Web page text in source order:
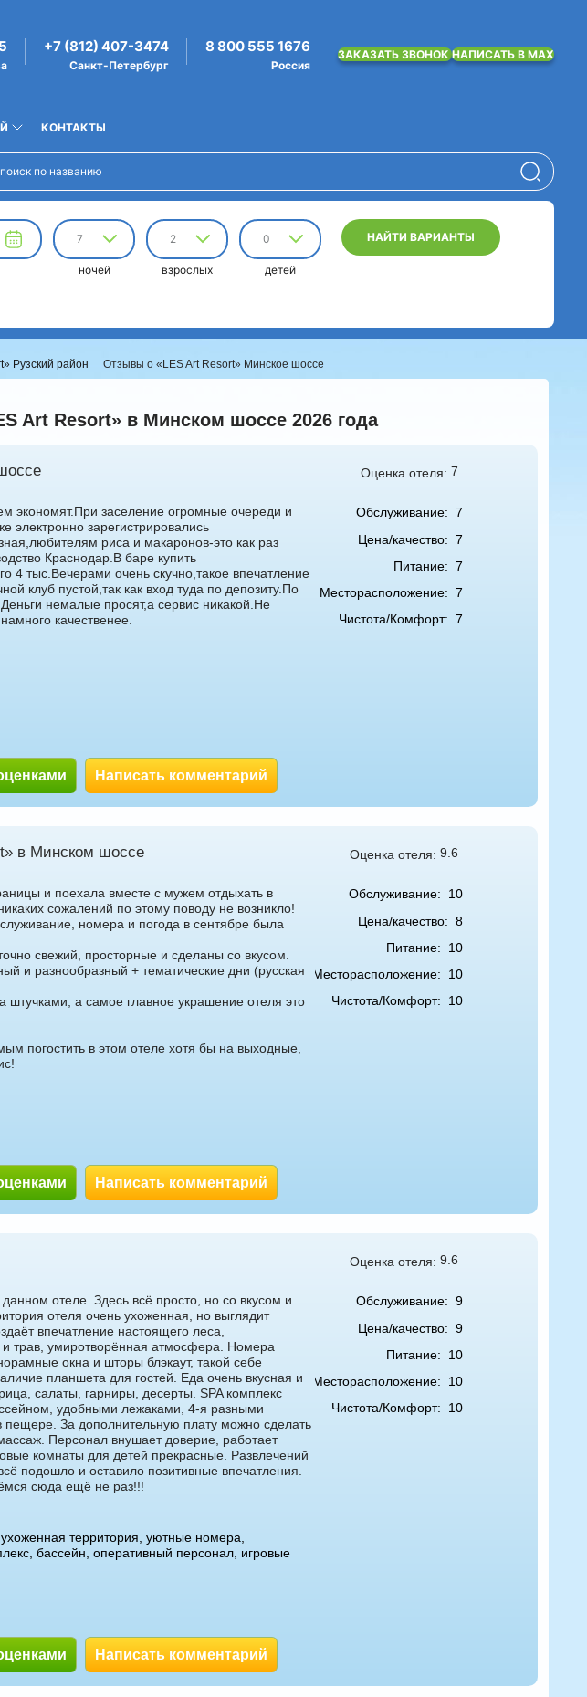
+7 (812) 407-3474
Санкт-Петербург
8 800 555 1676
Россия
ЗАКАЗАТЬ ЗВОНОКНАПИСАТЬ В MAX
КОНТАКТЫ
7
ночей
2
взрослых
0
детей
НАЙТИ ВАРИАНТЫ
Рузский район Отзывы о «LES Art Resort» Минское шоссе
доб. 2
Art Resort» в Минском шоссе 2026 года
Оценка отеля: 7
экономят.При заселение огромные очереди и
электронно зарегистрировались
риса и макаронов-это как раз
Краснодар.В баре купить
4 тыс.Вечерами очень скучно,такое впечатление
клуб пустой,так как вход туда по депозиту.По
немалые просят,а сервис никакой.Не
качественее.
Написать комментарий
Обслуживание: 7
Цена/качество: 7
Питание: 7
Месторасположение: 7
Чистота/Комфорт: 7
в Минском шоссе Оценка отеля: 9.6
и поехала вместе с мужем отдыхать в
сожалений по этому поводу не возникло!
номера и погода в сентябре была
свежий, просторные и сделаны со вкусом.
и разнообразный + тематические дни (русская
штучками, а самое главное украшение отеля это
погостить в этом отеле хотя бы на выходные,
Написать комментарий
Обслуживание:
10
Цена/качество: 8
Питание:
10
Месторасположение:
10
Чистота/Комфорт:
10
Оценка отеля: 9.6
отеле. Здесь всё просто, но со вкусом и
отеля очень ухоженная, но выглядит
впечатление настоящего леса,
трав, умиротворённая атмосфера. Номера
окна и шторы блэкаут, такой себе
планшета для гостей. Еда очень вкусная и
салаты, гарниры, десерты. SPA комплекс
удобными лежаками, 4-я разными
За дополнительную плату можно сделать
Персонал внушает доверие, работает
комнаты для детей прекрасные. Развлечений
подошло и оставило позитивные впечатления.
сюда ещё не раз!!!
территория, уютные номера,
бассейн, оперативный персонал, игровые
Написать комментарий
Обслуживание: 9
Цена/качество: 9
Питание:
10
Месторасположение:
10
Чистота/Комфорт:
10